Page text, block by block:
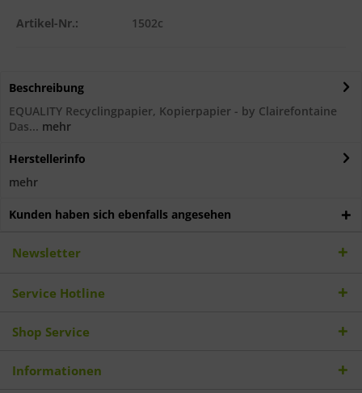
Artikel-Nr.: 1502c
Beschreibung
EQUALITY Recyclingpapier, Kopierpapier - by Clairefontaine
Das... mehr
Herstellerinfo
mehr
Kunden haben sich ebenfalls angesehen
Newsletter
Service Hotline
Shop Service
Informationen